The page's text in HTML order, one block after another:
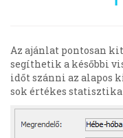
Az ajánlat pontosan
segíthetik a későbbi
időt szánni az alapos
sok értékes